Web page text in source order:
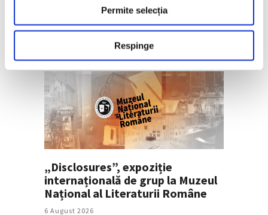
Permite selecția
Respinge
Pe aceeași temă
„Disclosures”, expoziție
internațională de grup la Muzeul
Național al Literaturii Române
6 August 2026